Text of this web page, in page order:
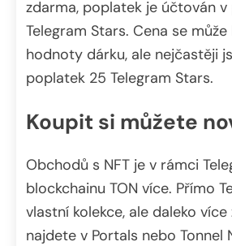
zdarma, poplatek je účtován
Telegram Stars. Cena se
hodnoty dárku, ale nejčastěji
poplatek 25 Telegram Stars.
Koupit si můžete
Obchodů s NFT je v rámci
blockchainu TON více. Přímo
vlastní kolekce, ale daleko více
najdete v Portals nebo Tonnel